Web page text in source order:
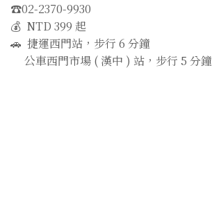
☎️02-2370-9930
💰 NTD 399 起
🚗 捷運西門站，步行 6 分鐘
公車西門市場 ( 漢中 ) 站，步行 5 分鐘